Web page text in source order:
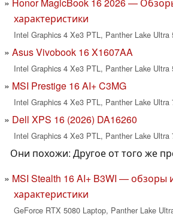
характеристики
Intel Graphics 4 Xe3 PTL, Panther Lake
Asus Vivobook 16 X1607AA
Intel Graphics 4 Xe3 PTL, Panther Lake
MSI Prestige 16 AI+ C3MG
Intel Graphics 4 Xe3 PTL, Panther Lake
Dell XPS 16 (2026) DA16260
Intel Graphics 4 Xe3 PTL, Panther Lake
Они похожи: Другое от того же
MSI Stealth 16 AI+ B3WI — обзоры
характеристики
GeForce RTX 5080 Laptop, Panther Lake